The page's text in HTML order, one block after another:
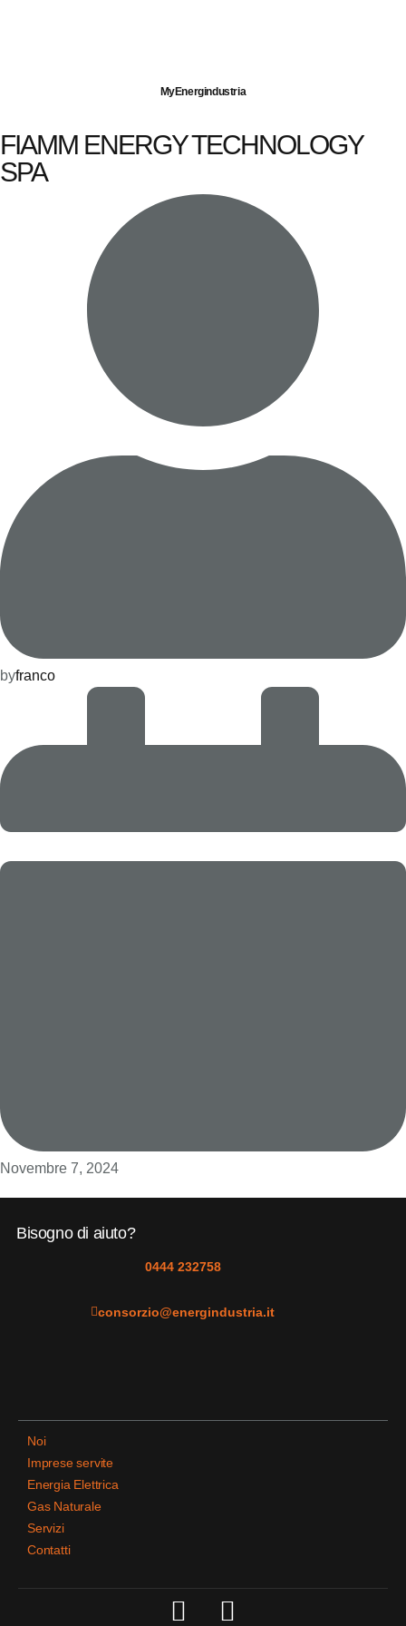
MyEnergindustria
FIAMM ENERGY TECHNOLOGY
SPA
byfranco
Novembre 7, 2024
Bisogno di aiuto?
0444 232758
consorzio@energindustria.it
Noi
Imprese servite
Energia Elettrica
Gas Naturale
Servizi
Contatti